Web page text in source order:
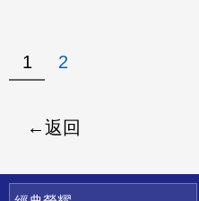
1 2
返回